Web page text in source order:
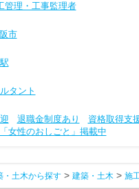
管理・工事監理者
市
タント
退職金制度あり 資格取得支
「女性のおしごと」掲載中
・土木から探す 建築・土木 施